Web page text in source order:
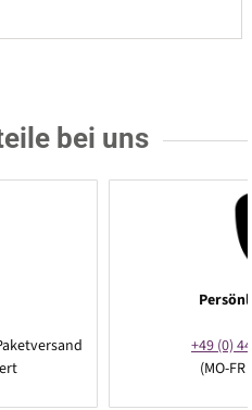
bei uns
+49 (0)
(MO-